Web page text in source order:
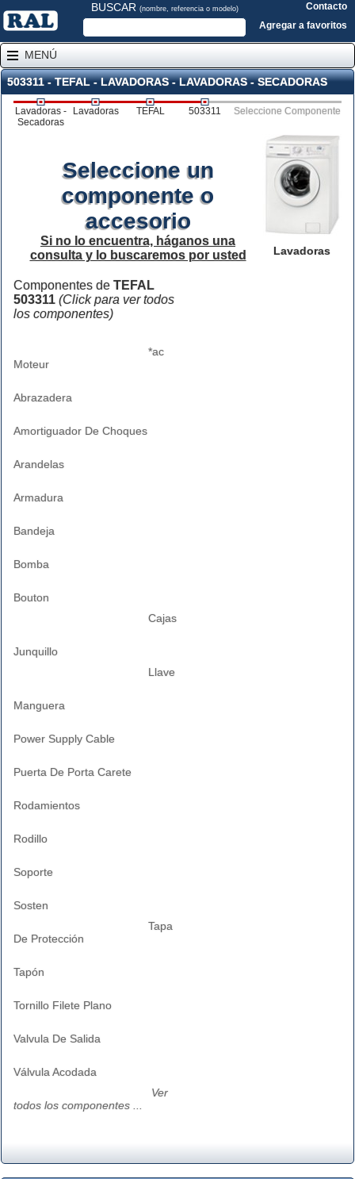
BUSCAR (nombre, referencia o modelo)
Contacto
Agregar a favoritos
MENÚ
503311 - TEFAL - LAVADORAS - LAVADORAS - SECADORAS
Lavadoras -
Secadoras
Lavadoras TEFAL 503311 Seleccione Componente
Lavadoras
Seleccione un
componente o
accesorio
Si no lo encuentra, háganos una
consulta y lo buscaremos por usted
Componentes de TEFAL
503311 (Click para ver todos
los componentes)
*ac
Moteur
Abrazadera
Amortiguador De Choques
Arandelas
Armadura
Bandeja
Bomba
Bouton
Cajas
Junquillo
Llave
Manguera
Power Supply Cable
Puerta De Porta Carete
Rodamientos
Rodillo
Soporte
Sosten
Tapa
De Protección
Tapón
Tornillo Filete Plano
Valvula De Salida
Válvula Acodada
Ver
todos los componentes ...